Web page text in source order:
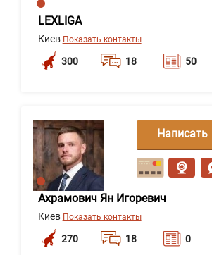
LEXLIGA
Киев Показать контакты
300 18 50
Ахрамович Ян Игоревич
Киев Показать контакты
270 18 0
Написать
сообщение